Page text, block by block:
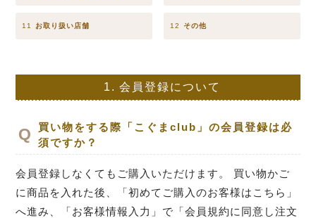
11 お取り扱い店舗 12 その他
1. 会員登録について
買い物をする際「こぐまclub」の会員登録は必
須ですか？
会員登録しなくてもご購入いただけます。 買い物かご
に商品を入れた後、「初めてご購入のお客様はこちら」
へ進み、「お客様情報入力」で「会員規約に同意し注文